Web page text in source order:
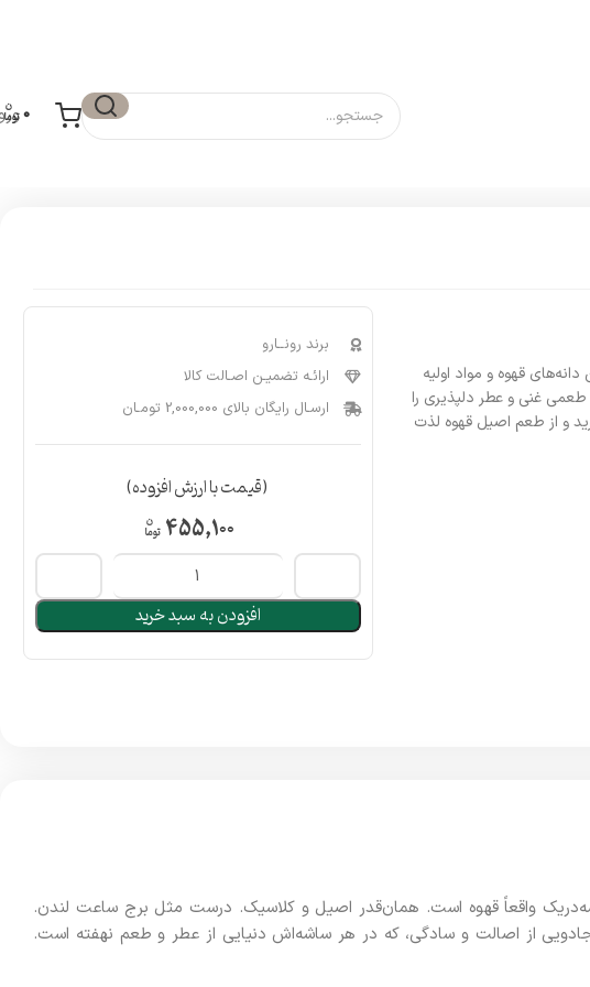
0
از بهترین دانه‌های قهوه و مواد اولیه
غنی و عطر دلپذیری را
و از طعم اصیل قهوه لذت
برند رونــارو
ارائـه تضمیـن اصـالت کالا
ارسـال رایگان بالای 2,000,000 تومـان
(قیمت با ارزش افزوده)
455,100
افزودن به سبد خرید
با خودتان بگویید: رونارو سه‌دریک واقعاً قهوه است. همان‌قدر اصیل و کلاسیک. درست مثل برج ساعت لندن.
خودتان بسازید؛ تلفیقی جادویی از اصالت و سادگی، که در هر ساشه‌اش دنیایی از عطر و طعم نهفته‌ است.